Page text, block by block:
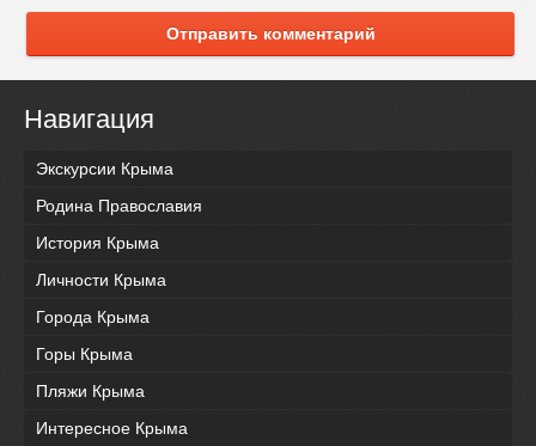
Отправить комментарий
Навигация
Экскурсии Крыма
Родина Православия
История Крыма
Личности Крыма
Города Крыма
Горы Крыма
Пляжи Крыма
Интересное Крыма